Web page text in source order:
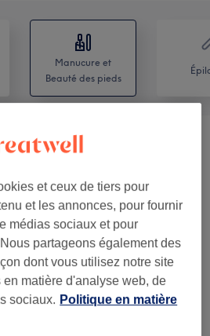
Manucure et
Beauté des pieds
à partir de 10 €
Pieds (3) à partir de 55 €
6) à partir de 10 €
à partir de 5 €
et ceux de tiers pour
et les annonces, pour fournir
médias sociaux et pour
partageons également des
dont vous utilisez notre site
matière d'analyse web, de
sociaux. Politique en matière